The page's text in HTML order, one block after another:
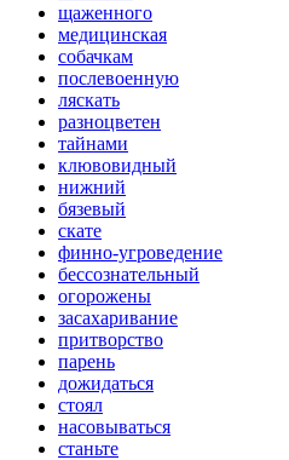
щаженного
медицинская
собачкам
послевоенную
ляскать
разноцветен
тайнами
клювовидный
нижний
бязевый
скате
финно-угроведение
бессознательный
огорожены
засахаривание
притворство
парень
дожидаться
стоял
насовываться
станьте